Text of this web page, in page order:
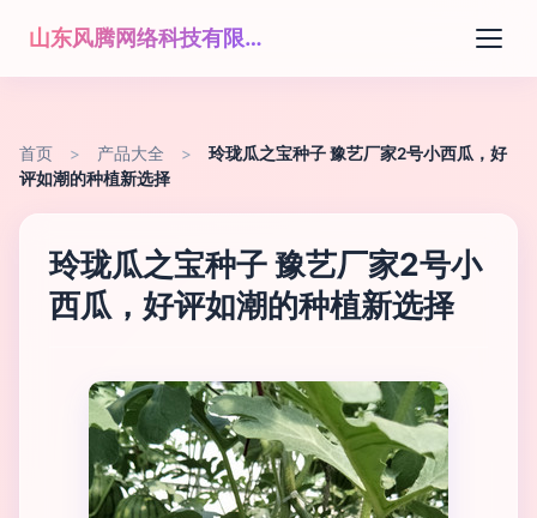
山东风腾网络科技有限公司
首页 > 产品大全 >
玲珑瓜之宝种子 豫艺厂家2号小西瓜，好
评如潮的种植新选择
玲珑瓜之宝种子 豫艺厂家2号小
西瓜，好评如潮的种植新选择